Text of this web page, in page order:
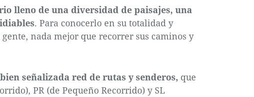
lleno de una diversidad de paisajes, una
. Para conocerlo en su totalidad y
nada mejor que recorrer sus caminos y
señalizada red de rutas y senderos, que
PR (de Pequeño Recorrido) y SL